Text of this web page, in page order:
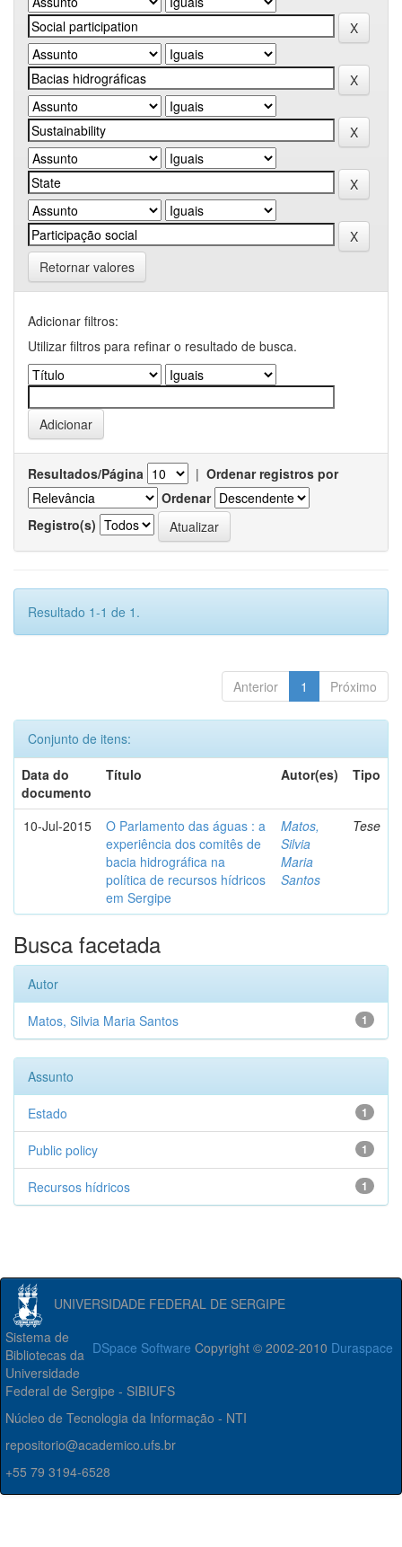
Retornar valores
Adicionar filtros:
Utilizar filtros para refinar o resultado de busca.
Resultados/Página | Ordenar registros por
Ordenar
Registro(s)
Resultado 1-1 de 1.
Anterior 1 Próximo
Conjunto de itens:
Data do
documento
Título Autor(es) Tipo
10-Jul-2015
O Parlamento das águas : a
experiência dos comitês de
bacia hidrográfica na
política de recursos hídricos
em Sergipe
Matos,
Silvia
Maria
Santos
Tese
Busca facetada
Autor
1
Matos, Silvia Maria Santos
Assunto
1
Estado
1
Public policy
1
Recursos hídricos
UNIVERSIDADE FEDERAL DE SERGIPE
DSpace Software Copyright © 2002-2010 Duraspace
Sistema de
Bibliotecas da
Universidade
Federal de Sergipe - SIBIUFS
Núcleo de Tecnologia da Informação - NTI
repositorio@academico.ufs.br
+55 79 3194-6528